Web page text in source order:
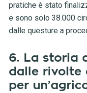
pratiche è stato
e sono solo 38.000
dalle questure a
6. La storia
dalle rivolte
per